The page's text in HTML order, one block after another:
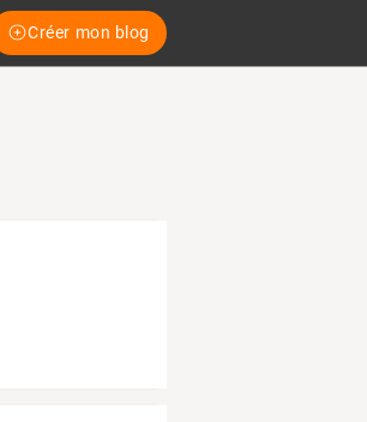
Créer mon blog